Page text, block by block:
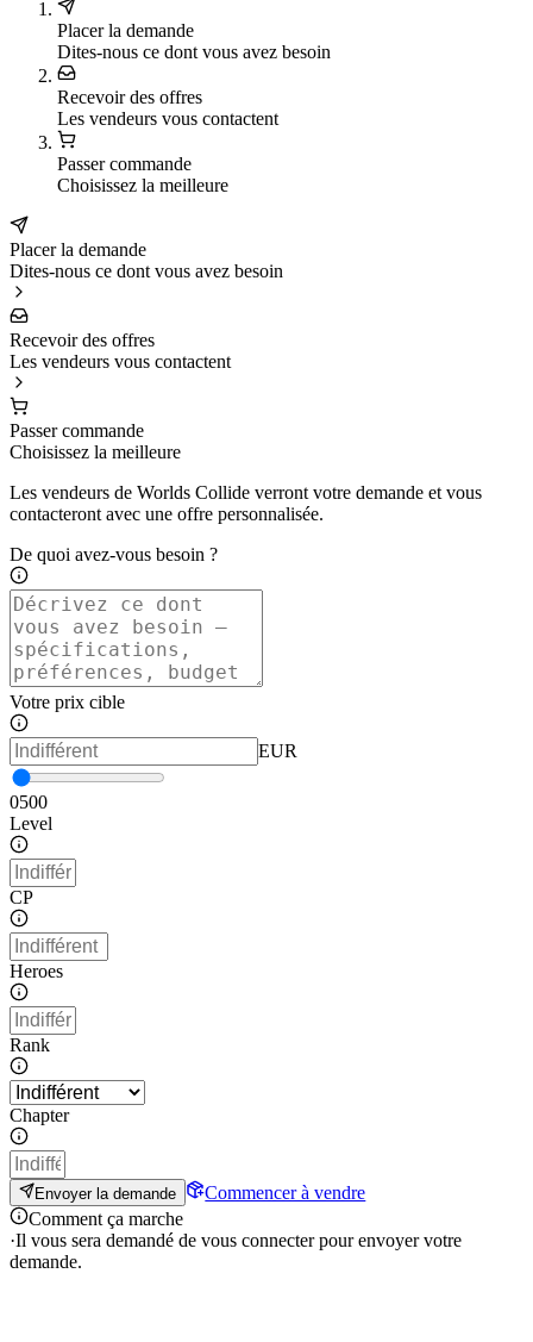
Placer la demande
Dites-nous ce dont vous avez besoin
Recevoir des offres
Les vendeurs vous contactent
Passer commande
Choisissez la meilleure
Placer la demande
Dites-nous ce dont vous avez besoin
Recevoir des offres
Les vendeurs vous contactent
Passer commande
Choisissez la meilleure
Les vendeurs de Worlds Collide verront votre demande et vous
contacteront avec une offre personnalisée.
De quoi avez-vous besoin ?
Votre prix cible
EUR
0500
Level
CP
Heroes
Rank
Chapter
Envoyer la demande
Commencer à vendre
Comment ça marche
·Il vous sera demandé de vous connecter pour envoyer votre
demande.